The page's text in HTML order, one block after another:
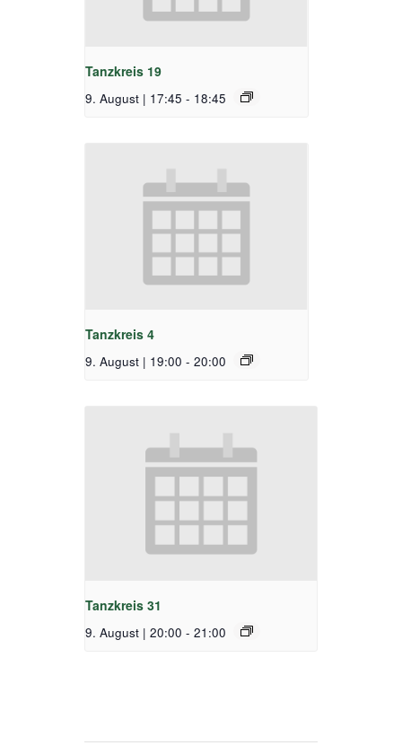
Tanzkreis 19
9. August | 17:45 - 18:45
Tanzkreis 4
9. August | 19:00 - 20:00
Tanzkreis 31
9. August | 20:00 - 21:00